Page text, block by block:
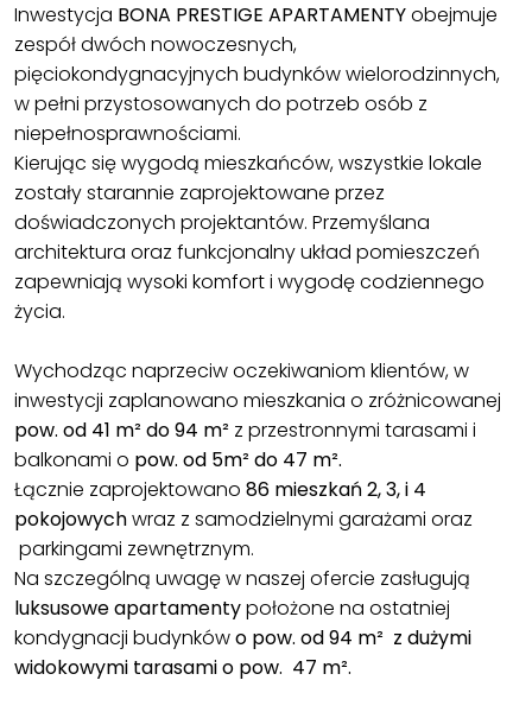
Inwestycja BONA PRESTIGE APARTAMENTYobejmuje
zespół dwóch nowoczesnych,
pięciokondygnacyjnych budynków wielorodzinnych,
w pełni przystosowanych do potrzeb osób z
niepełnosprawnościami.
Kierując się wygodą mieszkańców, wszystkie lokale
zostały starannie zaprojektowane przez
doświadczonych projektantów. Przemyślana
architektura oraz funkcjonalny układ pomieszczeń
zapewniają wysoki komfort i wygodę codziennego
życia.
Wychodząc naprzeciw oczekiwaniom klientów, w
inwestycji zaplanowano mieszkania o zróżnicowanej
pow. od 41 m² do 94 m² z przestronnymi tarasami i
balkonami o pow. od 5m² do 47 m².
Łącznie zaprojektowano 86 mieszkań 2, 3, i 4
pokojowychwraz z samodzielnymi garażami oraz
parkingami zewnętrznym.
Na szczególną uwagę w naszej ofercie zasługują
luksusowe apartamentypołożone na ostatniej
kondygnacji budynkówo pow. od 94 m² z dużymi
widokowymi tarasami o pow. 47 m².